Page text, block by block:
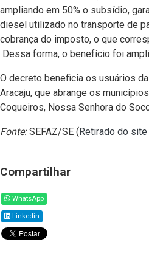
ampliando em 50% o subsídio,
diesel utilizado no transporte de
cobrança do imposto, o que
Dessa forma, o benefício foi
O decreto beneficia os usuários
Aracaju, que abrange os
Coqueiros, Nossa Senhora do
Fonte:SEFAZ/SE (Retirado do
Compartilhar
WhatsApp
Linkedin